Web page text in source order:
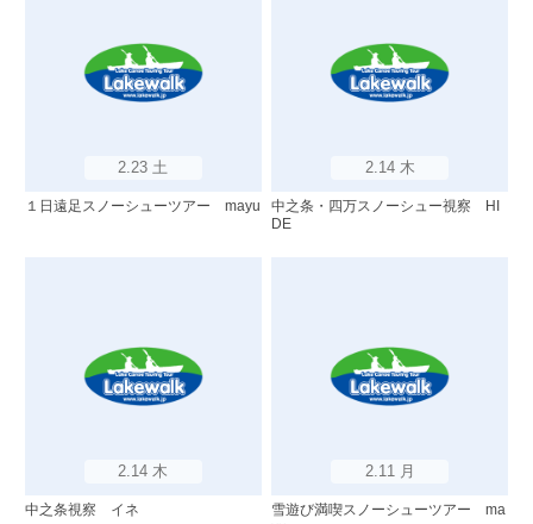
2.23 土
１日遠足スノーシューツアー mayu
2.14 木
中之条・四万スノーシュー視察 HI
DE
2.14 木
中之条視察 イネ
2.11 月
雪遊び満喫スノーシューツアー ma